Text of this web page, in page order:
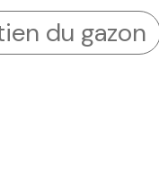
du gazon